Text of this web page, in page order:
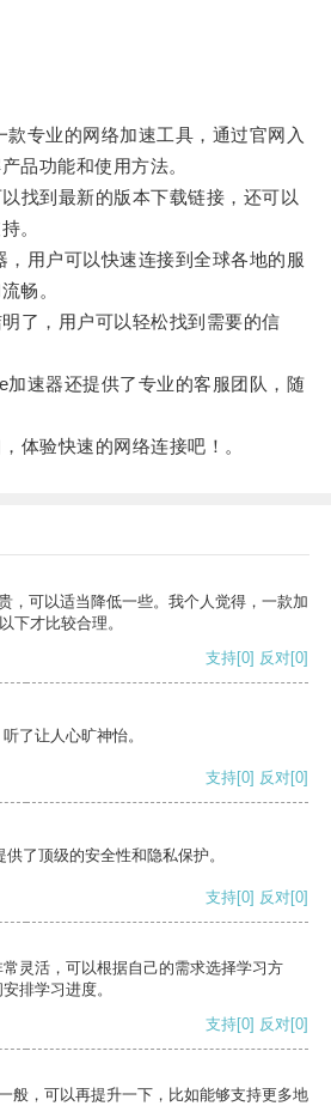
专业的网络加速工具，通过官网入
品功能和使用方法。
到最新的版本下载链接，还可以
。
用户可以快速连接到全球各地的服
畅。
，用户可以轻松找到需要的信
速器还提供了专业的客服团队，随
验快速的网络连接吧！。
，可以适当降低一些。我个人觉得，一款加
下才比较合理。
支持[0] 反对[0]
了让人心旷神怡。
支持[0] 反对[0]
了顶级的安全性和隐私保护。
支持[0] 反对[0]
灵活，可以根据自己的需求选择学习方
排学习进度。
支持[0] 反对[0]
般，可以再提升一下，比如能够支持更多地